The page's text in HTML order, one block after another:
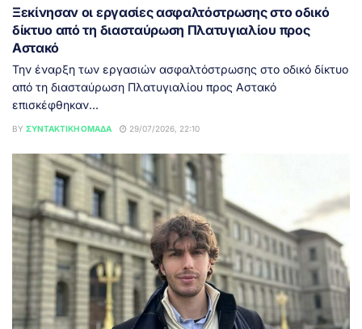
Ξεκίνησαν οι εργασίες ασφαλτόστρωσης στο οδικό
δίκτυο από τη διασταύρωση Πλατυγιαλίου προς
Αστακό
Την έναρξη των εργασιών ασφαλτόστρωσης στο οδικό δίκτυο
από τη διασταύρωση Πλατυγιαλίου προς Αστακό
επισκέφθηκαν...
BY ΣΥΝΤΑΚΤΙΚΉ ΟΜΆΔΑ 29/07/2026, 22:10